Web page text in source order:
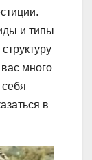
и типы
много
в